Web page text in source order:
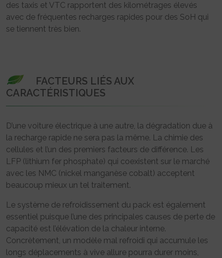
des taxis et VTC rapportent des kilométrages élevés
avec de fréquentes recharges rapides pour des SoH qui
se tiennent très bien.
FACTEURS LIÉS AUX
CARACTÉRISTIQUES
D’une voiture électrique à une autre, la dégradation due à
la recharge rapide ne sera pas la même. La chimie des
cellules et l’un des premiers facteurs de différence. Les
LFP (lithium fer phosphate) qui coexistent sur le marché
avec les NMC (nickel manganèse cobalt) acceptent
beaucoup mieux un tel traitement.
Le système de refroidissement du pack est également
essentiel puisque l’une des principales causes de perte de
capacité est l’élévation de la chaleur interne.
Concrètement, un modèle mal refroidi qui accumule les
longs déplacements à vive allure pourra durer moins,